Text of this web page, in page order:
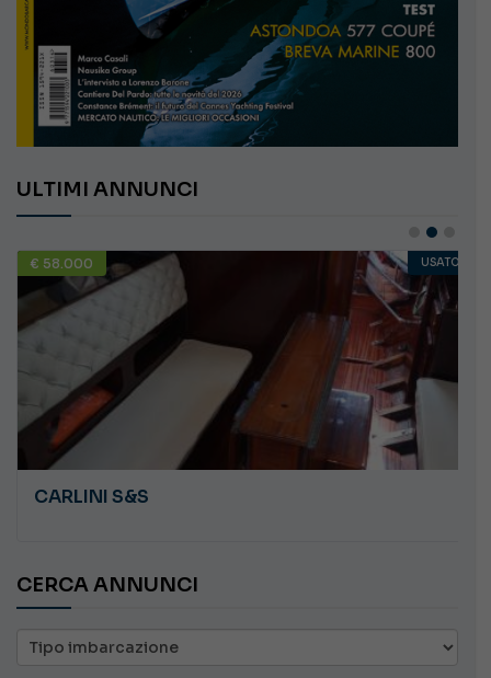
ULTIMI ANNUNCI
€ 10.000 USATO
PLASTILUPI ANGRY
CERCA ANNUNCI